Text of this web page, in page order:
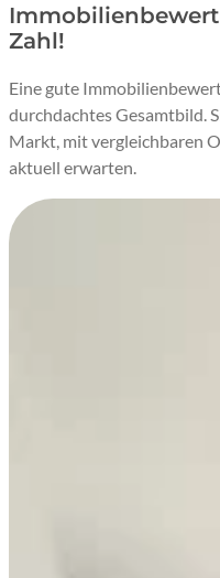
Zahl!
Eine gute
durchdachtes Gesamtbild.
Markt, mit vergleichbaren
aktuell erwarten.